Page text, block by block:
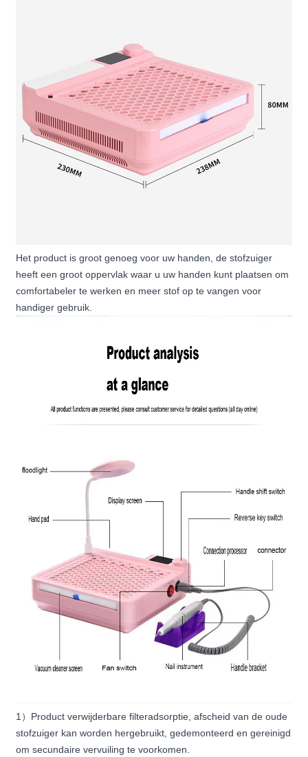
Het product is groot genoeg voor uw handen, de stofzuiger
heeft een groot oppervlak waar u uw handen kunt plaatsen om
comfortabeler te werken en meer stof op te vangen voor
handiger gebruik.
1 ） Product verwijderbare filteradsorptie, afscheid van de oude
stofzuiger kan worden hergebruikt, gedemonteerd en gereinigd
om secundaire vervuiling te voorkomen.